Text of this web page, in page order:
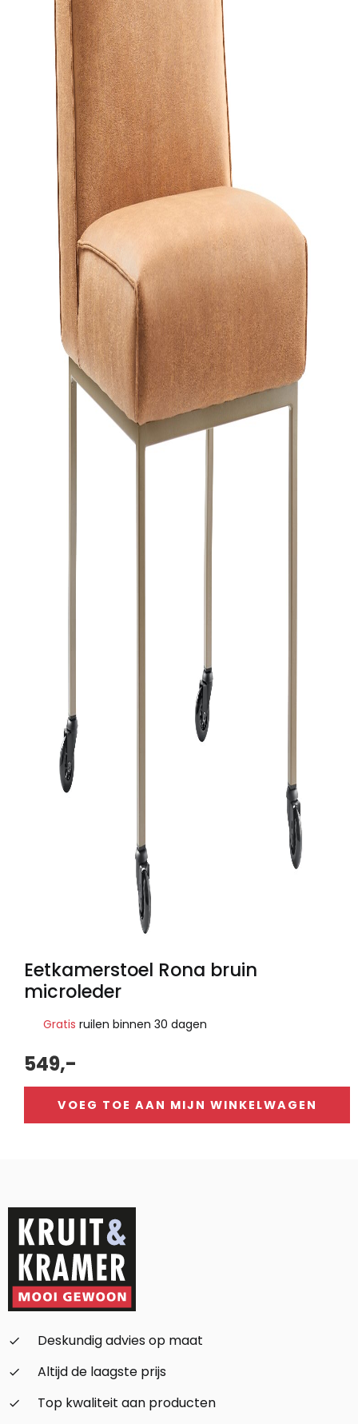
Eetkamerstoel Rona bruin
microleder
Gratis ruilen binnen 30 dagen
549,-
VOEG TOE AAN MIJN WINKELWAGEN
check_small
Deskundig advies op maat
check_small
Altijd de laagste prijs
check_small
Top kwaliteit aan producten